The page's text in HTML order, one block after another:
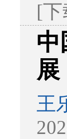
[下
中
展
王